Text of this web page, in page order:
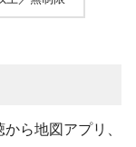
ら地図アプリ、